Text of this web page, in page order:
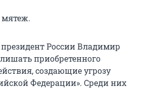
президент России Владимир
приобретенного
создающие угрозу
Федерации». Среди них